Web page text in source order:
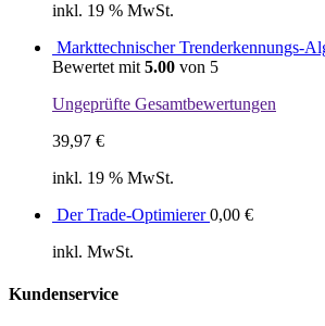
inkl. 19 % MwSt.
Markttechnischer Trenderkennungs-
Bewertet mit 5.00 von 5
Ungeprüfte Gesamtbewertungen
39,97 €
inkl. 19 % MwSt.
Der Trade-Optimierer 0,00 €
inkl. MwSt.
Kundenservice